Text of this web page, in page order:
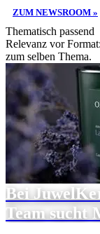
ZUM NEWSROOM »
Thematisch passend
Relevanz vor
zum selben Thema.
Bei
Team sucht